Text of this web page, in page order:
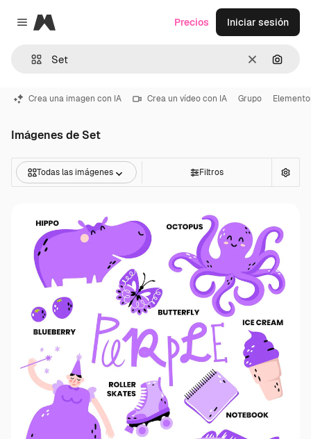
Close menu
Magnific
Borrar
Precios Iniciar sesión
Crea una imagen con IA Crea un vídeo con IA Grupo
Imágenes de Set
Todas las imágenes Filtros